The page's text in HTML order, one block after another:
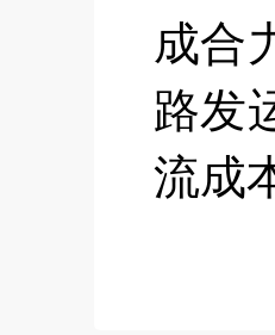
成合
路发
流成